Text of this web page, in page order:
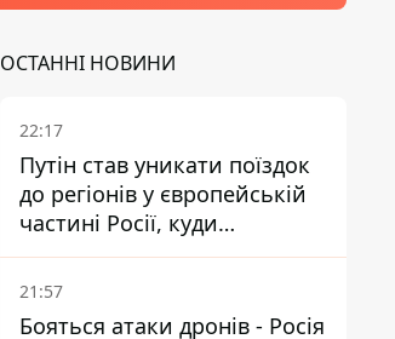
ОСТАННІ НОВИНИ
22:17
Путін став уникати поїздок
до регіонів у європейській
частині Росії, куди
регулярно долітають дрони
21:57
Бояться атаки дронів - Росія